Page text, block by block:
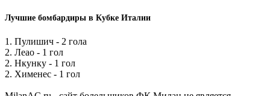
Лучшие бомбардиры в Кубке Италии
1. Пулишич - 2 гола
2. Леао - 1 гол
2. Нкунку - 1 гол
2. Хименес - 1 гол